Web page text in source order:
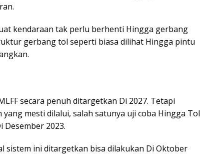
kendaraan tak perlu berhenti Hingga gerbang
gerbang tol seperti biasa dilihat Hingga pintu
secara penuh ditargetkan Di 2027. Tetapi
mesti dilalui, salah satunya uji coba Hingga Tol
Desember 2023.
sistem ini ditargetkan bisa dilakukan Di Oktober